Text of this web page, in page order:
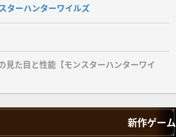
ターハンターワイルズ
見た目と性能【モンスターハンターワイ
新作ゲーム